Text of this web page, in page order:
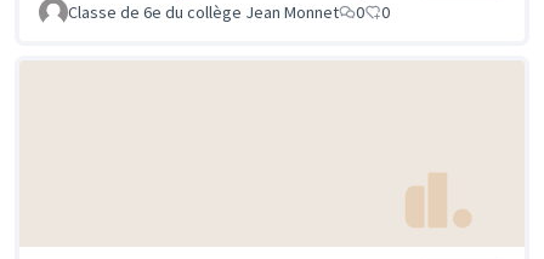
Classe de 6e du collège Jean Monnet
0 0